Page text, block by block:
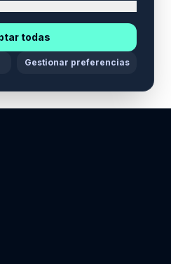
todas
Gestionar preferencias